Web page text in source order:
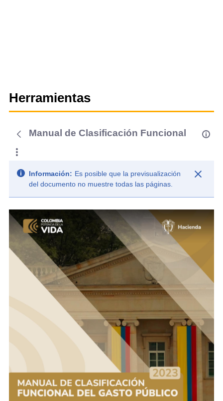
Herramientas
Manual de Clasificación Funcional
Información: Es posible que la previsualización
del documento no muestre todas las páginas.